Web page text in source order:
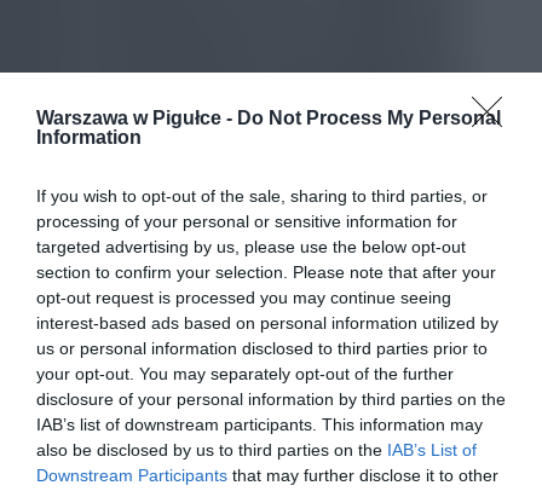
Warszawa w Pigułce - Do Not Process My Personal
Information
If you wish to opt-out of the sale, sharing to third parties, or
processing of your personal or sensitive information for
targeted advertising by us, please use the below opt-out
section to confirm your selection. Please note that after your
opt-out request is processed you may continue seeing
interest-based ads based on personal information utilized by
us or personal information disclosed to third parties prior to
your opt-out. You may separately opt-out of the further
disclosure of your personal information by third parties on the
IAB’s list of downstream participants. This information may
also be disclosed by us to third parties on the IAB’s List of
Downstream Participants that may further disclose it to other